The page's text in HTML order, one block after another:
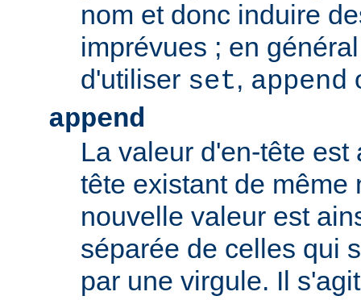
nom et donc induire
imprévues ; en
d'utiliser set, append
append
La valeur d'en-tête est
tête existant de même
nouvelle valeur est
séparée de celles qui
par une virgule. Il